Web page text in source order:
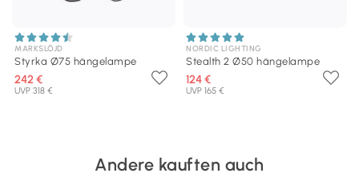
MARKSLÖJD
Styrka Ø75 hängelampe
242 €
UVP 318 €
NORDIC LIGHTING
Stealth 2 Ø50 hängelampe
124 €
UVP 165 €
Andere kauften auch